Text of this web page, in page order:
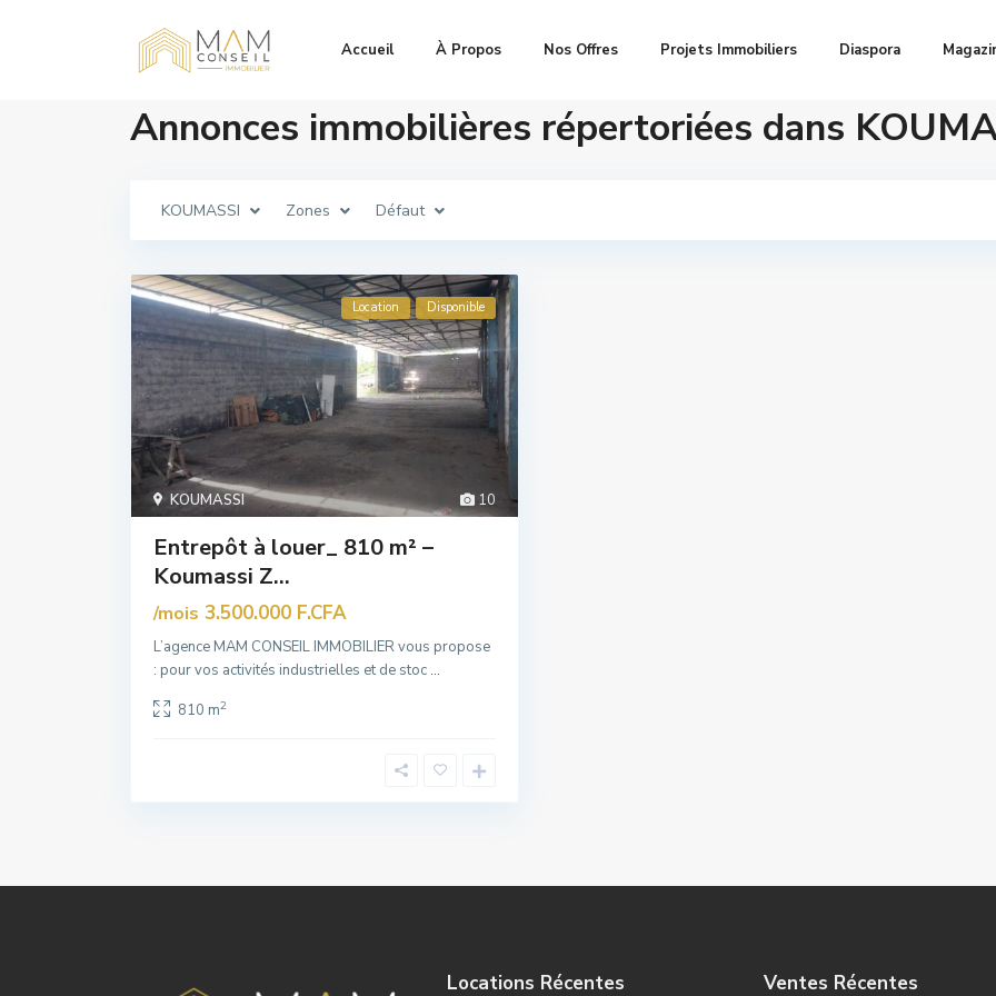
Accueil À Propos Nos Offres Projets Immobiliers Diaspora
Annonces immobilières répertoriées dans
KOUMASSI Zones Défaut
10
KOUMASSI
Location Disponible
Entrepôt à louer_ 810 m² –
Koumassi Z...
/mois 3.500.000 F.CFA
L’agence MAM CONSEIL IMMOBILIER vous propose
: pour vos activités industrielles et de stoc ...
810 m2
Locations Récentes Ventes Récentes